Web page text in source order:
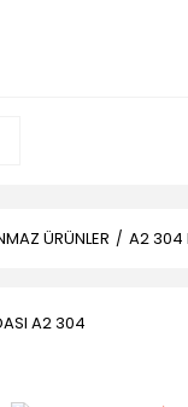
ÜRÜNLER A2 304